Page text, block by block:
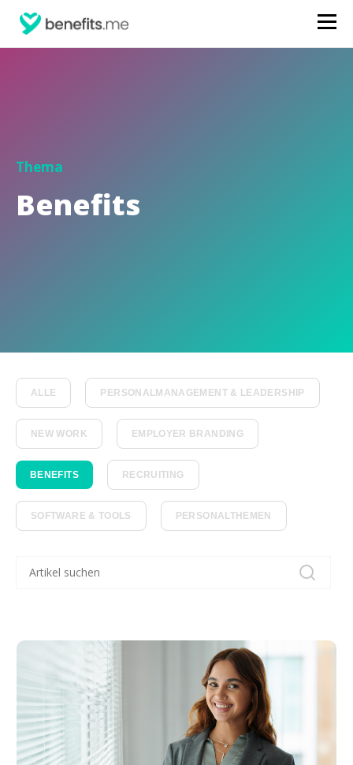
Thema
Benefits
ALLE PERSONALMANAGEMENT & LEADERSHIP
NEW WORK EMPLOYER BRANDING
BENEFITS RECRUITING
SOFTWARE & TOOLS PERSONALTHEMEN